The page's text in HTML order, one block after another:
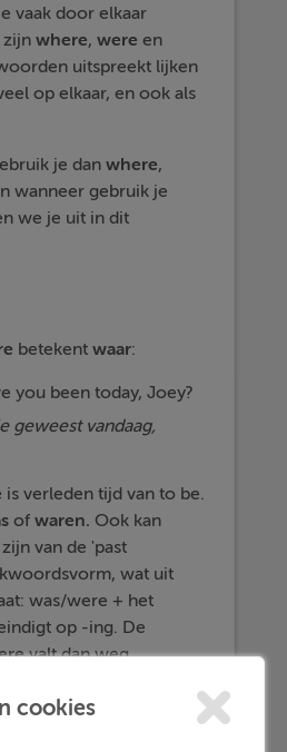
vaak door elkaar
zijnwhere,were en
uitspreekt lijken
op elkaar, en ook als
je danwhere,
wanneer gebruik je
we je uit in dit
betekentwaar:
you been today, Joey?
geweest vandaag,
is verleden tijd van to be.
ofwaren. Ook kan
van de 'past
wat uit
was/were + het
op -ing. De
valt dan weg.
the first to arrive here.
my boy!
cookies